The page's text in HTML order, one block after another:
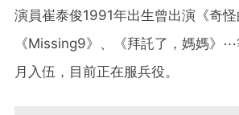
演員崔泰俊1991年出生曾出演《奇怪
《Missing9》、《拜託了，媽媽》
月入伍，目前正在服兵役。